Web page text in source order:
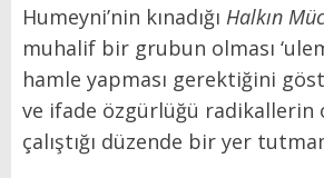
Humeyni’nin kınadığı Halkın
muhalif bir grubun olması
hamle yapması gerektiğini
ve ifade özgürlüğü radikallerin
çalıştığı düzende bir yer